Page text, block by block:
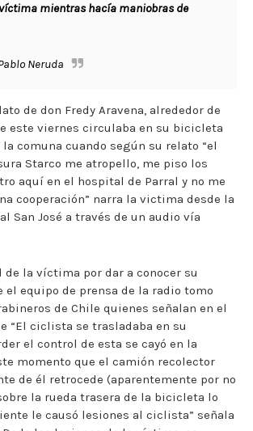
mientras hacía maniobras de
Neruda
de don Fredy Aravena, alrededor de
este viernes circulaba en su bicicleta
comuna cuando según su relato “el
Starco me atropello, me piso los
aquí en el hospital de Parral y no me
cooperación” narra la victima desde la
San José a través de un audio vía
de la víctima por dar a conocer su
el equipo de prensa de la radio tomo
de Chile quienes señalan en el
“El ciclista se trasladaba en su
el control de esta se cayó en la
momento que el camión recolector
de él retrocede (aparentemente por no
la rueda trasera de la bicicleta lo
le causó lesiones al ciclista” señala